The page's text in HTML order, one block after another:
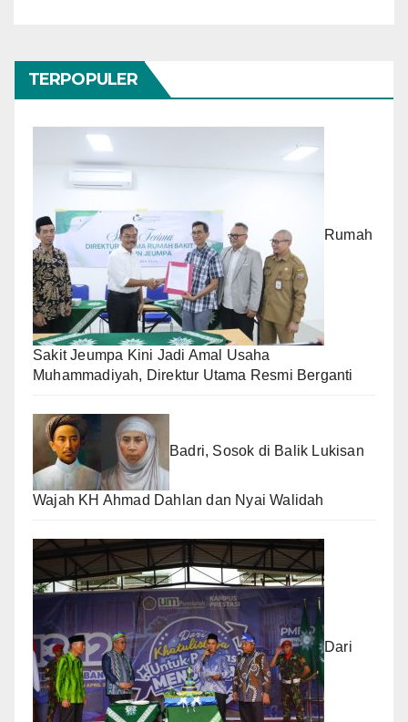
TERPOPULER
Rumah
Sakit Jeumpa Kini Jadi Amal Usaha
Muhammadiyah, Direktur Utama Resmi Berganti
Badri, Sosok di Balik Lukisan
Wajah KH Ahmad Dahlan dan Nyai Walidah
Dari